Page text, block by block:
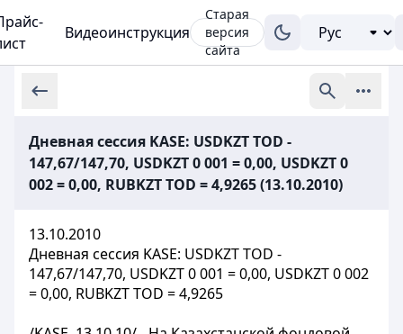
Видеоинструкция
Старая
версия
сайта
Дневная сессия KASE: USDKZT TOD -
147,67/147,70, USDKZT 0 001 = 0,00, USDKZT 0
002 = 0,00, RUBKZT TOD = 4,9265 (13.10.2010)
13.10.2010
Дневная сессия KASE: USDKZT TOD -
147,67/147,70, USDKZT 0 001 = 0,00, USDKZT 0 002
= 0,00, RUBKZT TOD = 4,9265